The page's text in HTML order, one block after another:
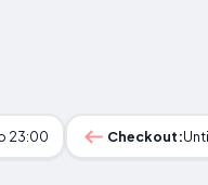
23:00 Checkout: